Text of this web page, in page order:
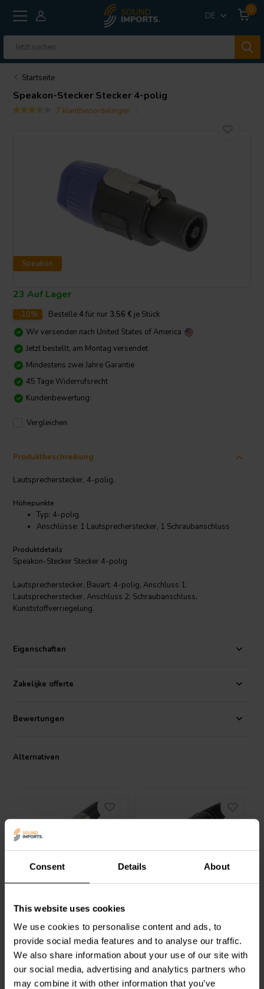
Consent Details About
This website uses cookies
We use cookies to personalise content and ads, to
provide social media features and to analyse our traffic.
We also share information about your use of our site with
our social media, advertising and analytics partners who
may combine it with other information that you’ve
DE
0
Startseite
Speakon-Stecker Stecker 4-polig
7 klantbeoordelingen
Speakon
23 Auf Lager
-10% Bestelle4 für nur 3,56 € je Stück
Wir versenden nach United States of America
Jetzt bestellt, am Montag versendet
Mindestens zwei Jahre Garantie
45 Tage Widerrufsrecht
Kundenbewertung:
Vergleichen
Produktbeschreibung
Lautsprecherstecker, 4-polig.
Höhepunkte
Typ: 4-polig.
Anschlüsse: 1 Lautsprecherstecker, 1 Schraubanschluss
Produktdetails
Speakon-Stecker Stecker 4-polig
Lautsprecherstecker, Bauart: 4-polig, Anschluss 1:
Lautsprecherstecker, Anschluss 2: Schraubanschluss,
Kunststoffverriegelung.
Eigenschaften
Zakelijke offerte
Bewertungen
Alternativen
XLR
XLR-Stecker, weiblich,
0
klantbeoordelingen
Vergleichen
1 Auf Lager
0
klantbeoordelingen
Vergleichen
4 Auf Lager